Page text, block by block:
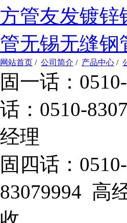
方管友发镀锌
管无锡无缝钢
网站首页 / 公司简介 / 产品中心 /
固一话：
话：0510-
经理
固四话：
83079994 高